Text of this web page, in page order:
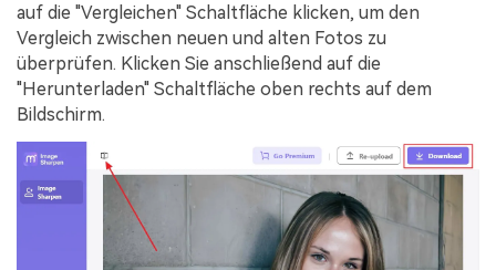
auf die "Vergleichen" Schaltfläche klicken, um den
Vergleich zwischen neuen und alten Fotos zu
überprüfen. Klicken Sie anschließend auf die
"Herunterladen" Schaltfläche oben rechts auf dem
Bildschirm.